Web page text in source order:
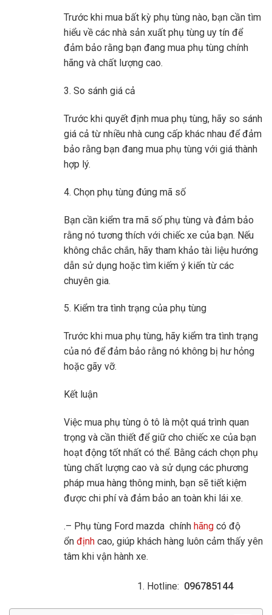
Trước khi mua bất kỳ phụ tùng nào, bạn cần tìm
hiểu về các nhà sản xuất phụ tùng uy tín để
đảm bảo rằng bạn đang mua phụ tùng chính
hãng và chất lượng cao.
3. So sánh giá cả
Trước khi quyết định mua phụ tùng, hãy so sánh
giá cả từ nhiều nhà cung cấp khác nhau để đảm
bảo rằng bạn đang mua phụ tùng với giá thành
hợp lý.
4. Chọn phụ tùng đúng mã số
Bạn cần kiểm tra mã số phụ tùng và đảm bảo
rằng nó tương thích với chiếc xe của bạn. Nếu
không chắc chắn, hãy tham khảo tài liệu hướng
dẫn sử dụng hoặc tìm kiếm ý kiến ​​từ các
chuyên gia.
5. Kiểm tra tình trạng của phụ tùng
Trước khi mua phụ tùng, hãy kiểm tra tình trạng
của nó để đảm bảo rằng nó không bị hư hỏng
hoặc gãy vỡ.
Kết luận
Việc mua phụ tùng ô tô là một quá trình quan
trọng và cần thiết để giữ cho chiếc xe của bạn
hoạt động tốt nhất có thể. Bằng cách chọn phụ
tùng chất lượng cao và sử dụng các phương
pháp mua hàng thông minh, bạn sẽ tiết kiệm
được chi phí và đảm bảo an toàn khi lái xe.
.– Phụ tùng Ford mazda chính hãngcó độ
ổnđịnhcao, giúp khách hàng luôn cảm thấy yên
tâm khi vận hành xe.
Hotline: 096785144